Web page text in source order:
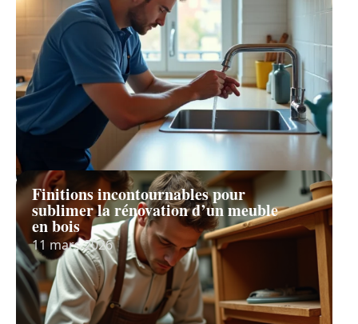
Finitions incontournables pour
sublimer la rénovation d’un meuble
en bois
11 mars 2026